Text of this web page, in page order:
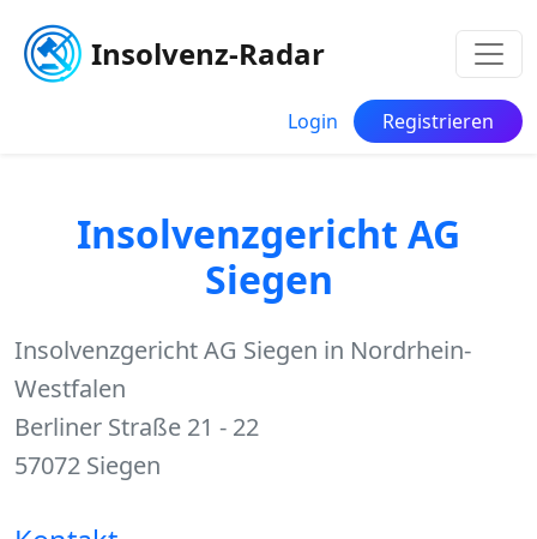
Insolvenz-Radar
Login Registrieren
Insolvenzgericht AG
Siegen
Insolvenzgericht AG Siegen in Nordrhein-
Westfalen
Berliner Straße 21 - 22
57072 Siegen